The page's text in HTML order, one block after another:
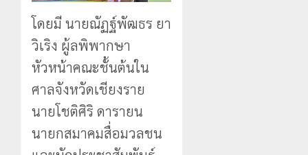
โดยมี นายณัฏฐ์พัฒธร ยา
วิเริง ผู้ลพิพากษา
หัวหน้าคณะชั้นต้นใน
ศาลจังหวัดเชียงราย
นายโชติศิริ ดารายน
นายกสมาคมสื่อมวลชน